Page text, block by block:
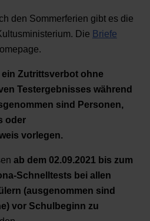
den Sommerferien gibt es die
Die Briefe
Zutrittsverbot ohne
Testergebnisses während
sind Personen,
oder
vorlegen.
ab dem 02.09.2021 bis zum
Schnelltests bei allen
(ausgenommen sind
vor Schulbeginn zu